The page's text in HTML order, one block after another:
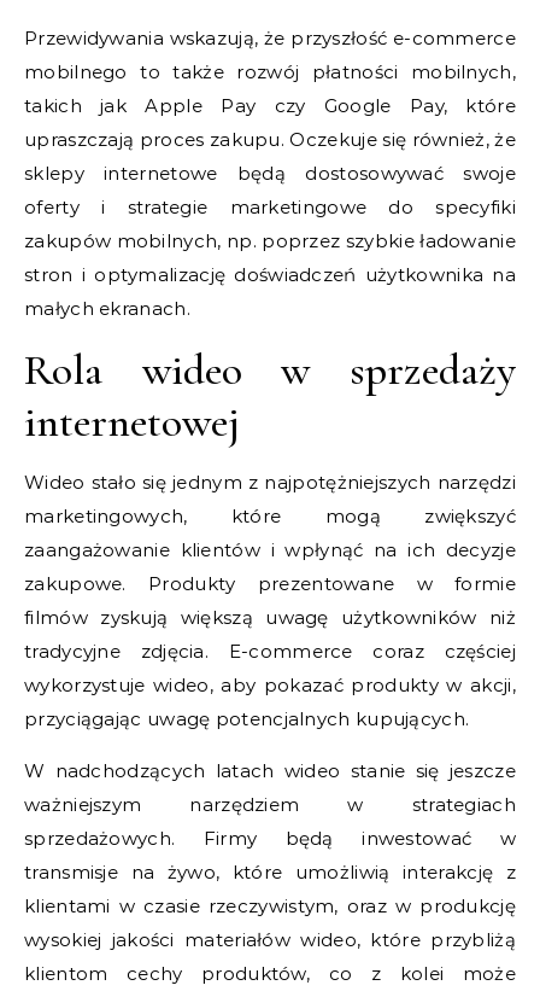
Przewidywania wskazują, że przyszłość e-commerce
mobilnego to także rozwój płatności mobilnych,
takich jak Apple Pay czy Google Pay, które
upraszczają proces zakupu. Oczekuje się również, że
sklepy internetowe będą dostosowywać swoje
oferty i strategie marketingowe do specyfiki
zakupów mobilnych, np. poprzez szybkie ładowanie
stron i optymalizację doświadczeń użytkownika na
małych ekranach.
Rola wideo w sprzedaży
internetowej
Wideo stało się jednym z najpotężniejszych narzędzi
marketingowych, które mogą zwiększyć
zaangażowanie klientów i wpłynąć na ich decyzje
zakupowe. Produkty prezentowane w formie
filmów zyskują większą uwagę użytkowników niż
tradycyjne zdjęcia. E-commerce coraz częściej
wykorzystuje wideo, aby pokazać produkty w akcji,
przyciągając uwagę potencjalnych kupujących.
W nadchodzących latach wideo stanie się jeszcze
ważniejszym narzędziem w strategiach
sprzedażowych. Firmy będą inwestować w
transmisje na żywo, które umożliwią interakcję z
klientami w czasie rzeczywistym, oraz w produkcję
wysokiej jakości materiałów wideo, które przybliżą
klientom cechy produktów, co z kolei może